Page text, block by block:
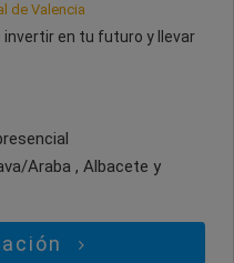
de Valencia
invertir en tu futuro y llevar
Araba , Albacete y